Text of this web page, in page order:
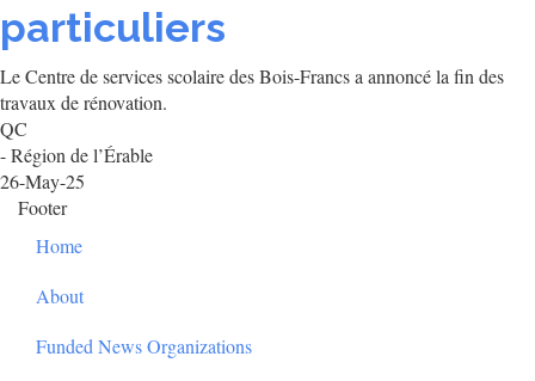
particuliers
Le Centre de services scolaire des Bois-Francs a annoncé la fin des
travaux de rénovation.
QC
- Région de l’Érable
26-May-25
Footer
Home
About
Funded News Organizations